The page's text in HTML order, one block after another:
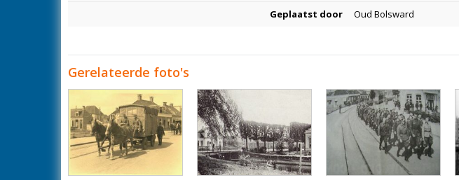
Geplaatst door Oud Bolsward
Gerelateerde foto's